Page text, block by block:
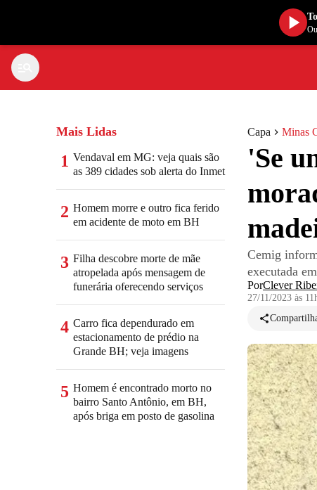
Capa Minas
'Se
Cemig
executada
PorClever
27/11/2023 às
Mais Lidas
1 Vendaval em MG: veja quais são
as 389 cidades sob alerta do Inmet
2 Homem morre e outro fica ferido
em acidente de moto em BH
3 Filha descobre morte de mãe
atropelada após mensagem de
funerária oferecendo serviços
4 Carro fica dependurado em
estacionamento de prédio na
Grande BH; veja imagens
5 Homem é encontrado morto no
bairro Santo Antônio, em BH,
após briga em posto de gasolina